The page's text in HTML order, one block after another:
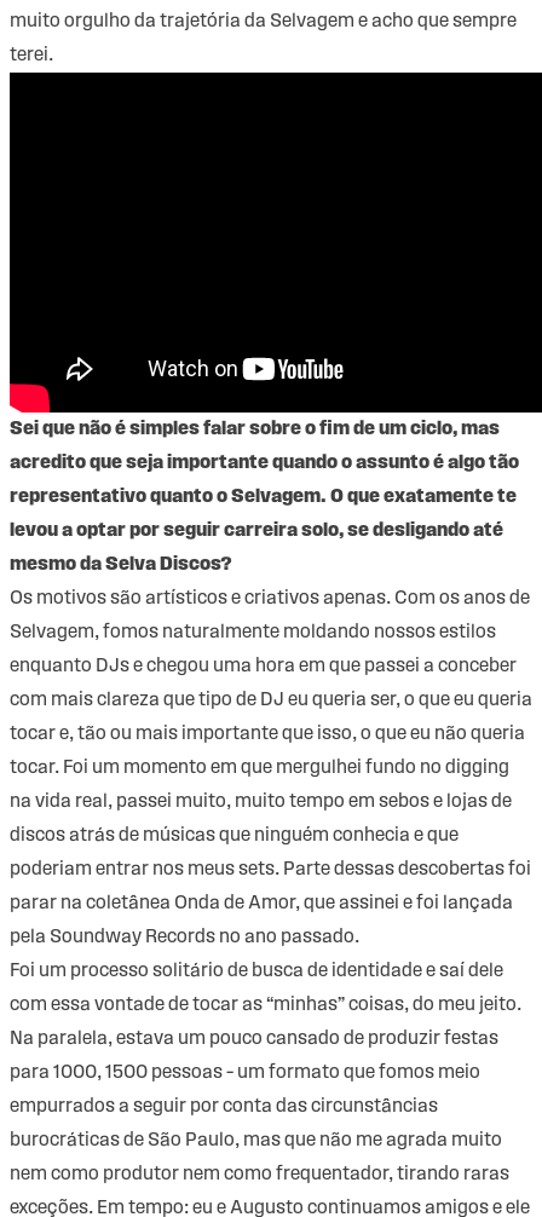
muito orgulho da trajetória da Selvagem e acho que sempre
terei.
Sei que não é simples falar sobre o fim de um ciclo, mas
acredito que seja importante quando o assunto é algo tão
representativo quanto o Selvagem. O que exatamente te
levou a optar por seguir carreira solo, se desligando até
mesmo da Selva Discos?
Os motivos são artísticos e criativos apenas. Com os anos de
Selvagem, fomos naturalmente moldando nossos estilos
enquanto DJs e chegou uma hora em que passei a conceber
com mais clareza que tipo de DJ eu queria ser, o que eu queria
tocar e, tão ou mais importante que isso, o que eu não queria
tocar. Foi um momento em que mergulhei fundo no digging
na vida real, passei muito, muito tempo em sebos e lojas de
discos atrás de músicas que ninguém conhecia e que
poderiam entrar nos meus sets. Parte dessas descobertas foi
parar na coletânea Onda de Amor, que assinei e foi lançada
pela Soundway Records no ano passado.
Foi um processo solitário de busca de identidade e saí dele
com essa vontade de tocar as “minhas” coisas, do meu jeito.
Na paralela, estava um pouco cansado de produzir festas
para 1000, 1500 pessoas – um formato que fomos meio
empurrados a seguir por conta das circunstâncias
burocráticas de São Paulo, mas que não me agrada muito
nem como produtor nem como frequentador, tirando raras
exceções. Em tempo: eu e Augusto continuamos amigos e ele